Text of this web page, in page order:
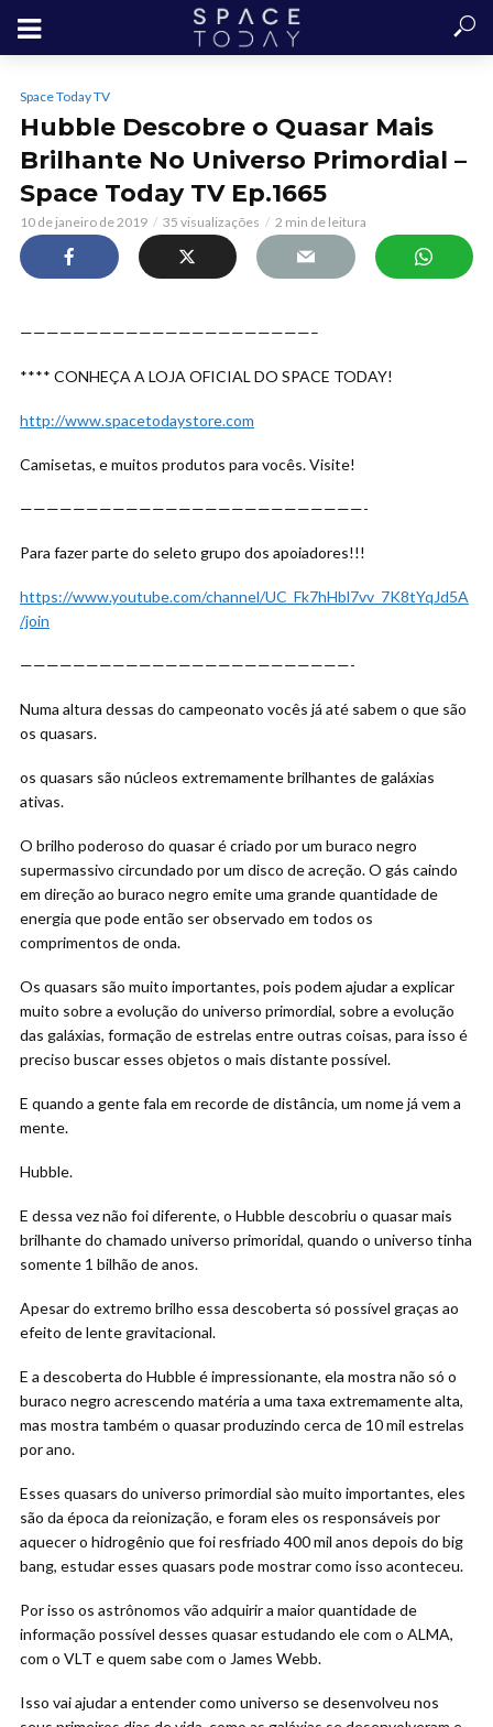
Space Today TV
Hubble Descobre o Quasar Mais
Brilhante No Universo Primordial –
Space Today TV Ep.1665
10 de janeiro de 2019 35 visualizações 2 min de leitura
——————————————————————–
**** CONHEÇA A LOJA OFICIAL DO SPACE TODAY!
http://www.spacetodaystore.com
Camisetas, e muitos produtos para vocês. Visite!
——————————————————————————-
Para fazer partedo seleto grupo dos apoiadores!!!
https://www.youtube.com/channel/UC_Fk7hHbl7vv_7K8tYqJd5A
/join
—————————————————————————-
Numa altura dessas do campeonato vocês já até sabem o que são
os quasars.
os quasars são núcleos extremamente brilhantes de galáxias
ativas.
O brilho poderoso do quasar é criado por um buraco negro
supermassivo circundado por um disco de acreção. O gás caindo
em direção ao buraco negro emite uma grande quantidade de
energia que pode então ser observado em todos os
comprimentos de onda.
Os quasars são muito importantes, pois podem ajudar a explicar
muito sobre a evolução do universo primordial, sobre a evolução
das galáxias, formação de estrelas entre outras coisas, para isso é
preciso buscar esses objetos o mais distante possível.
E quando a gente fala em recorde de distância, um nome já vem a
mente.
Hubble.
E dessa vez não foi diferente, o Hubble descobriu o quasar mais
brilhante do chamado universo primoridal, quando o universo tinha
somente 1 bilhão de anos.
Apesar do extremo brilho essa descoberta só possível graças ao
efeito de lente gravitacional.
E a descoberta do Hubble é impressionante, ela mostra não só o
buraco negro acrescendo matéria a uma taxa extremamente alta,
mas mostra também o quasar produzindo cerca de 10 mil estrelas
por ano.
Esses quasars do universo primordial sào muito importantes, eles
são da época da reionização, e foram eles os responsáveis por
aquecer o hidrogênio que foi resfriado 400 mil anos depois do big
bang, estudar esses quasars pode mostrar como isso aconteceu.
Por isso os astrônomos vão adquirir a maior quantidade de
informação possível desses quasar estudando ele com o ALMA,
com o VLT e quem sabe com o James Webb.
Isso vai ajudar a entender como universo se desenvolveu nos